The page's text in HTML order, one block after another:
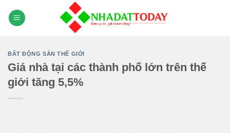
BẤT ĐỘNG SẢN THẾ GIỚI
Giá nhà tại các thành phố lớn trên thế
giới tăng 5,5%